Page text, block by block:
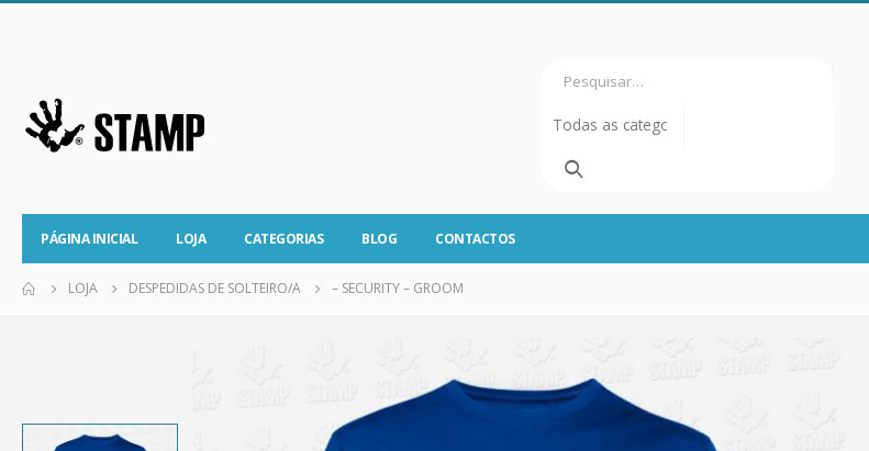
PÁGINA INICIAL LOJA CATEGORIAS BLOG CONTACTOS
LOJA DESPEDIDAS DE SOLTEIRO/A – SECURITY – GROOM